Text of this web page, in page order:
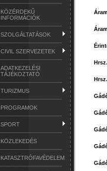
KÖZÉRDEKŰ
INFORMÁCIÓK
SZOLGÁLTATÁSOK
CIVIL SZERVEZETEK
ADATKEZELÉSI
TÁJÉKOZTATÓ
TURIZMUS
PROGRAMOK
SPORT
KÖZLEKEDÉS
KATASZTRÓFAVÉDELEM